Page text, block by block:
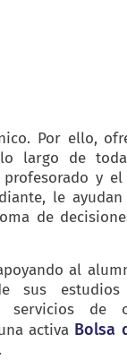
Por ello,
lo largo de
y
le ayudan
de
al
sus
de
activa Bolsa